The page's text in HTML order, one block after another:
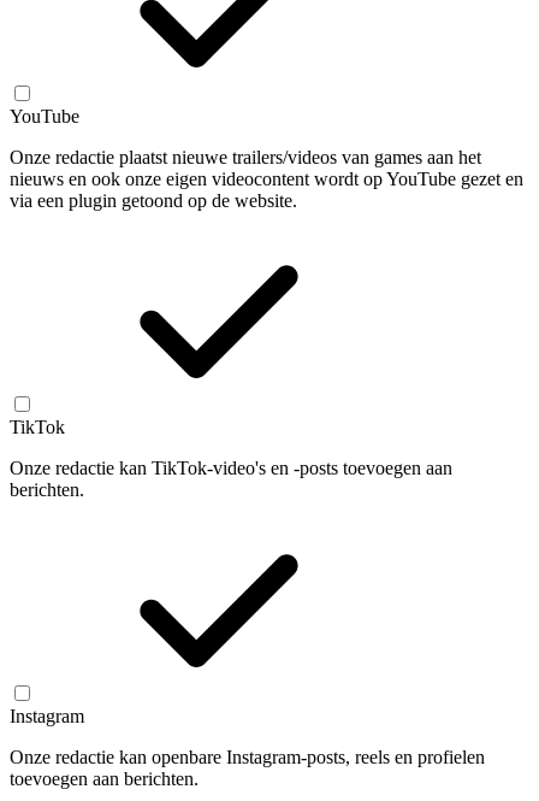
YouTube
Onze redactie plaatst nieuwe trailers/videos van games aan het
nieuws en ook onze eigen videocontent wordt op YouTube gezet en
via een plugin getoond op de website.
TikTok
Onze redactie kan TikTok-video's en -posts toevoegen aan
berichten.
Instagram
Onze redactie kan openbare Instagram-posts, reels en profielen
toevoegen aan berichten.